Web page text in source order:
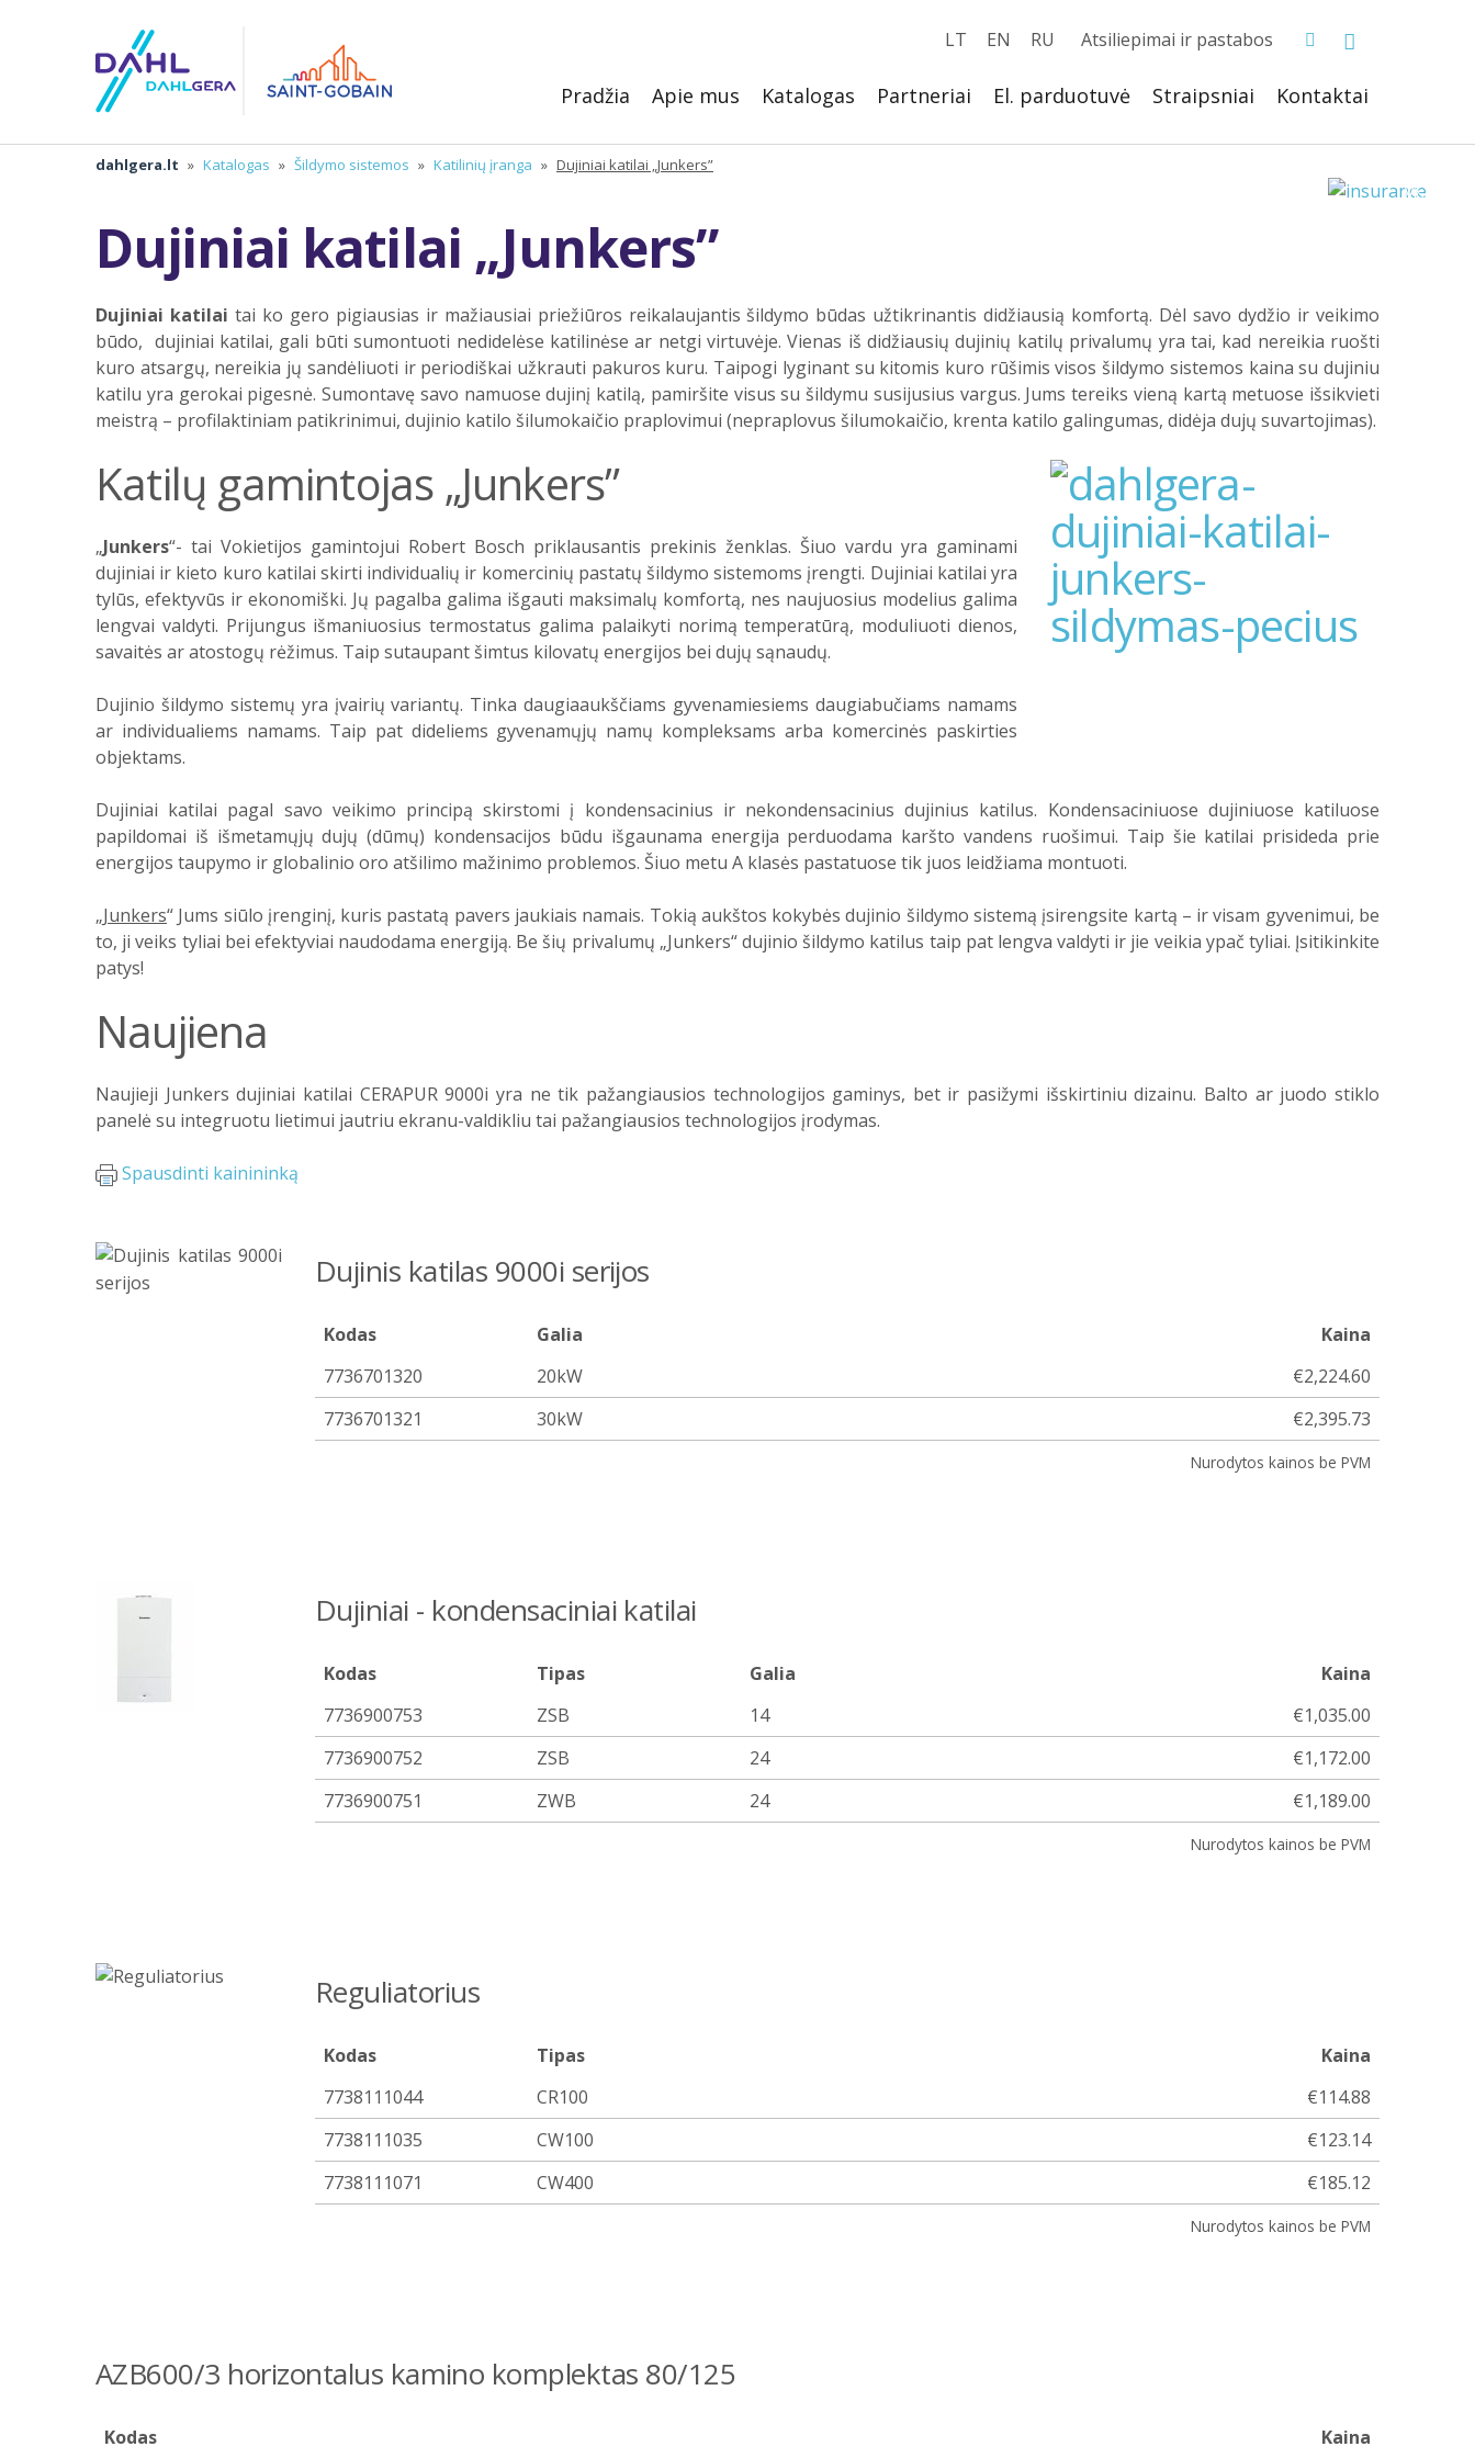
Atsiliepimai ir pastabos
LT EN RU
Pradžia Apie mus Katalogas Partneriai El. parduotuvė Straipsniai Kontaktai
dahlgera.lt » Katalogas » Šildymo sistemos » Katilinių įranga » Dujiniai katilai „Junkers”
Dujiniai katilai „Junkers”
Dujiniai katilai tai ko gero pigiausias ir mažiausiai priežiūros reikalaujantis šildymo būdas užtikrinantis didžiausią komfortą. Dėl savo dydžio ir veikimo
būdo, dujiniai katilai, gali būti sumontuoti nedidelėse katilinėse ar netgi virtuvėje. Vienas iš didžiausių dujinių katilų privalumų yra tai, kad nereikia ruošti
kuro atsargų, nereikia jų sandėliuoti ir periodiškai užkrauti pakuros kuru. Taipogi lyginant su kitomis kuro rūšimis visos šildymo sistemos kaina su dujiniu
katilu yra gerokai pigesnė. Sumontavę savo namuose dujinį katilą, pamiršite visus su šildymu susijusius vargus. Jums tereiks vieną kartą metuose išsikvieti
meistrą – profilaktiniam patikrinimui, dujinio katilo šilumokaičio praplovimui (nepraplovus šilumokaičio, krenta katilo galingumas, didėja dujų suvartojimas).
Katilų gamintojas „Junkers”
„Junkers“- tai Vokietijos gamintojui Robert Bosch priklausantis prekinis ženklas. Šiuo vardu yra gaminami
dujiniai ir kieto kuro katilai skirti individualių ir komercinių pastatų šildymo sistemoms įrengti. Dujiniai katilai yra
tylūs, efektyvūs ir ekonomiški. Jų pagalba galima išgauti maksimalų komfortą, nes naujuosius modelius galima
lengvai valdyti. Prijungus išmaniuosius termostatus galima palaikyti norimą temperatūrą, moduliuoti dienos,
savaitės ar atostogų rėžimus. Taip sutaupant šimtus kilovatų energijos bei dujų sąnaudų.
Dujinio šildymo sistemų yra įvairių variantų. Tinka daugiaaukščiams gyvenamiesiems daugiabučiams namams
ar individualiems namams. Taip pat dideliems gyvenamųjų namų kompleksams arba komercinės paskirties
objektams.
Dujiniai katilai pagal savo veikimo principą skirstomi į kondensacinius ir nekondensacinius dujinius katilus. Kondensaciniuose dujiniuose katiluose
papildomai iš išmetamųjų dujų (dūmų) kondensacijos būdu išgaunama energija perduodama karšto vandens ruošimui. Taip šie katilai prisideda prie
energijos taupymo ir globalinio oro atšilimo mažinimo problemos. Šiuo metu A klasės pastatuose tik juos leidžiama montuoti.
„Junkers“ Jums siūlo įrenginį, kuris pastatą pavers jaukiais namais. Tokią aukštos kokybės dujinio šildymo sistemą įsirengsite kartą – ir visam gyvenimui, be
to, ji veiks tyliai bei efektyviai naudodama energiją. Be šių privalumų „Junkers“ dujinio šildymo katilus taip pat lengva valdyti ir jie veikia ypač tyliai. Įsitikinkite
patys!
Naujiena
Naujieji Junkers dujiniai katilai CERAPUR 9000i yra ne tik pažangiausios technologijos gaminys, bet ir pasižymi išskirtiniu dizainu. Balto ar juodo stiklo
panelė su integruotu lietimui jautriu ekranu-valdikliu tai pažangiausios technologijos įrodymas.
Spausdinti kainininką
Dujinis katilas 9000i serijos
Kodas Galia
Kaina
7736701320
20kW
€2,224.60
7736701321
30kW €2,395.73
Nurodytos kainos be PVM
Dujiniai - kondensaciniai katilai
Kodas Tipas Galia
Kaina
7736900753
ZSB 14
€1,035.00
7736900752
ZSB 24
€1,172.00
7736900751
ZWB 24 €1,189.00
Nurodytos kainos be PVM
Reguliatorius
Kodas Tipas
Kaina
7738111044
CR100
€114.88
7738111035
CW100
€123.14
7738111071
CW400 €185.12
Nurodytos kainos be PVM
AZB600/3 horizontalus kamino komplektas 80/125
Kodas Kaina